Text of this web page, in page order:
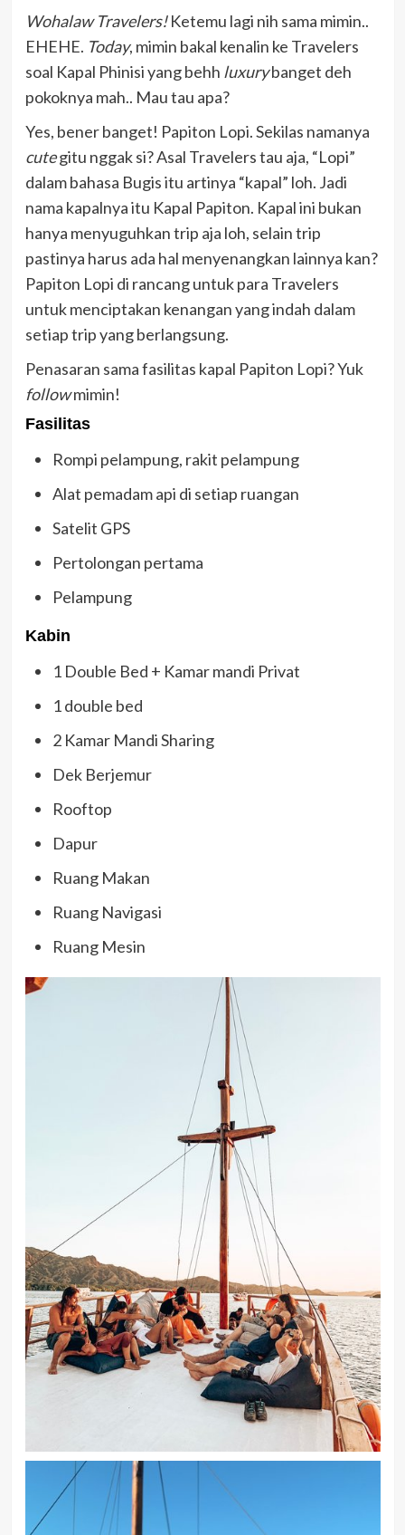
Wohalaw Travelers!Ketemu lagi nih sama mimin..
EHEHE. Today, mimin bakal kenalin ke Travelers
soal Kapal Phinisi yang behh luxurybanget deh
pokoknya mah.. Mau tau apa?
Yes, bener banget! Papiton Lopi. Sekilas namanya
cutegitu nggak si? Asal Travelers tau aja, “Lopi”
dalam bahasa Bugis itu artinya “kapal” loh. Jadi
nama kapalnya itu Kapal Papiton. Kapal ini bukan
hanya menyuguhkan trip aja loh, selain trip
pastinya harus ada hal menyenangkan lainnya kan?
Papiton Lopi di rancang untuk para Travelers
untuk menciptakan kenangan yang indah dalam
setiap trip yang berlangsung.
Penasaran sama fasilitas kapal Papiton Lopi? Yuk
followmimin!
Fasilitas
Rompi pelampung, rakit pelampung
Alat pemadam api di setiap ruangan
Satelit GPS
Pertolongan pertama
Pelampung
Kabin
1 Double Bed + Kamar mandi Privat
1 double bed
2 Kamar Mandi Sharing
Dek Berjemur
Rooftop
Dapur
Ruang Makan
Ruang Navigasi
Ruang Mesin